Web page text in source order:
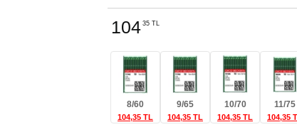
104 35 TL
8/60
104,35 TL
9/65
104,35 TL
10/70
104,35 TL
11/75
104,35